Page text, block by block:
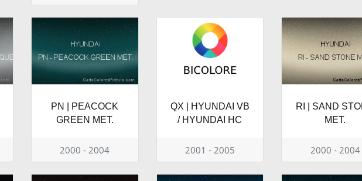
PN | PEACOCK
GREEN MET.
2000 - 2004
QX | HYUNDAI VB
/ HYUNDAI HC
2001 - 2005
RI | SAND
MET.
2000 - 2004